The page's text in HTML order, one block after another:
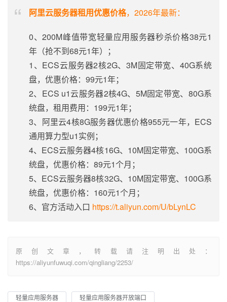
阿里云服务器租用优惠价格，2026年最新：
0、200M峰值带宽轻量应用服务器秒杀价格38元1
年（抢不到68元1年）；
1、ECS云服务器2核2G、3M固定带宽、40G系统
盘，优惠价格：99元1年；
2、ECS u1云服务器2核4G、5M固定带宽、80G系
统盘，租用费用：199元1年；
3、阿里云4核8G服务器优惠价格955元一年，ECS
通用算力型u1实例；
4、ECS云服务器4核16G、10M固定带宽、100G系
统盘，优惠价格：89元1个月；
5、ECS云服务器8核32G、10M固定带宽、100G系
统盘，优惠价格：160元1个月；
6、官方活动入口 https://t.aliyun.com/U/bLynLC
原创文章，转载请注明出处：
https://aliyunfuwuqi.com/qingliang/2253/
轻量应用服务器
轻量应用服务器开放端口